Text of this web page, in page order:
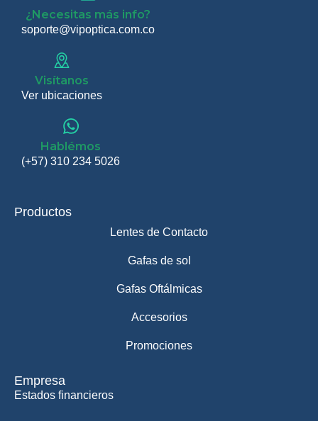
¿Necesitas más info?
soporte@vipoptica.com.co
Visítanos
Ver ubicaciones
Hablémos
(+57) 310 234 5026
Productos
Lentes de Contacto
Gafas de sol
Gafas Oftálmicas
Accesorios
Promociones
Empresa
Estados financieros